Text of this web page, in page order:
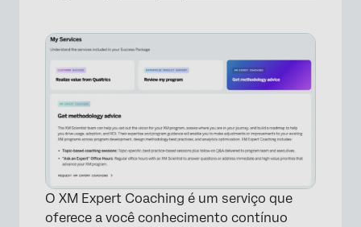
O XM Expert Coaching é um serviço que
oferece a você conhecimento contínuo